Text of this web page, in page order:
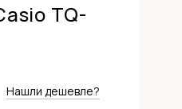
TQ-
Нашли дешевле?